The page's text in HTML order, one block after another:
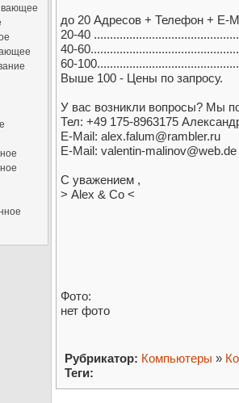
до 20 Адресoв + Телефон + E-
20-40
40-
60-
Выше 100 - Цены по запросу.
У вас возникли вопросы? Мы
Тел: +49 175-8963175
E-Mail: alex.falum@rambler.ru
E-Mail: valentin-malinov@web.de
С уважением ,
> Alex & Co <
Фото:
нет фото
Рубрикатор: Компьютеры »
Теги: